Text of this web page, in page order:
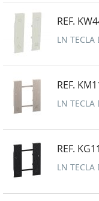
REF.
LN TECLA
REF.
LN
REF.
LN TECLA